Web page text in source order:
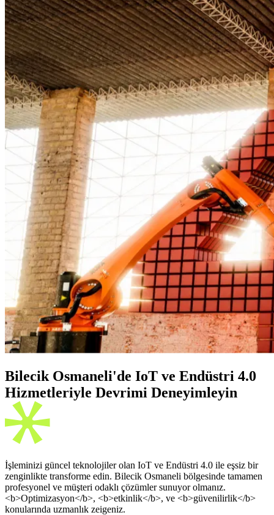
Bilecik Osmaneli'de IoT ve Endüstri 4.0
Hizmetleriyle Devrimi Deneyimleyin
İşleminizi güncel teknolojiler olan IoT ve Endüstri 4.0 ile eşsiz bir
zenginlikte transforme edin. Bilecik Osmaneli bölgesinde tamamen
profesyonel ve müşteri odaklı çözümler sunuyor olmanız.
<b>Optimizasyon</b>, <b>etkinlik</b>, ve <b>güvenilirlik</b>
konularında uzmanlık zeigeniz.